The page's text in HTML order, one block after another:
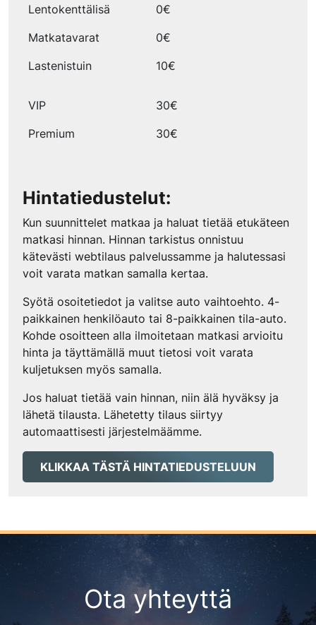
Lentokenttälisä
0€
Matkatavarat
0€
Lastenistuin
10€
VIP
30€
Premium
30€
Hintatiedustelut:
Kun suunnittelet matkaa ja haluat tietää etukäteen
matkasi hinnan. Hinnan tarkistus onnistuu
kätevästi webtilaus palvelussamme ja halutessasi
voit varata matkan samalla kertaa.
Syötä osoitetiedot ja valitse auto vaihtoehto. 4-
paikkainen henkilöauto tai 8-paikkainen tila-auto.
Kohde osoitteen alla ilmoitetaan matkasi arvioitu
hinta ja täyttämällä muut tietosi voit varata
kuljetuksen myös samalla.
Jos haluat tietää vain hinnan, niin älä hyväksy ja
lähetä tilausta. Lähetetty tilaus siirtyy
automaattisesti järjestelmäämme.
KLIKKAA TÄSTÄ HINTATIEDUSTELUUN
Ota yhteyttä